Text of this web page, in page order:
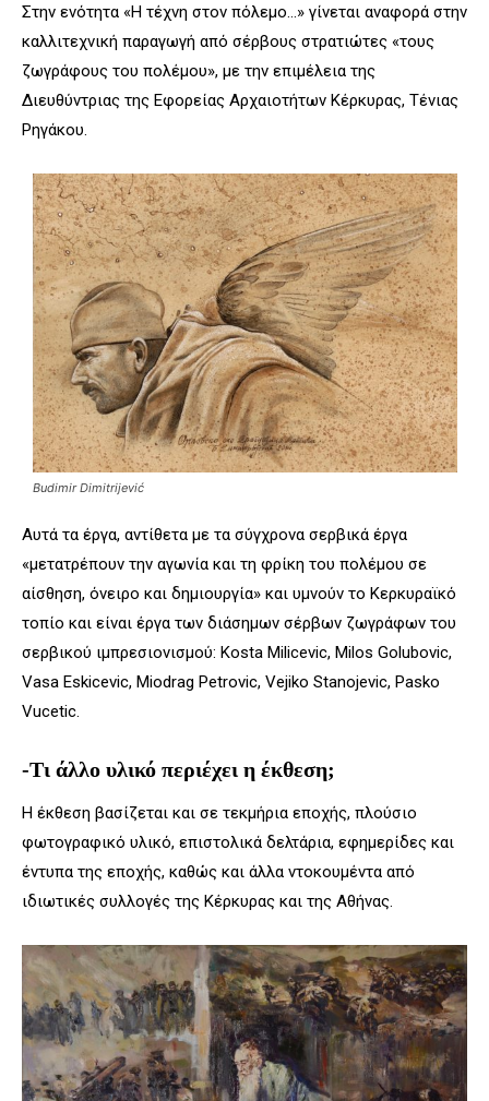
Στην ενότητα «Η τέχνη στον πόλεμο…» γίνεται αναφορά στην
καλλιτεχνική παραγωγή από σέρβους στρατιώτες «τους
ζωγράφους του πολέμου», με την επιμέλεια της
Διευθύντριας της Εφορείας Αρχαιοτήτων Κέρκυρας, Τένιας
Ρηγάκου.
Budimir Dimitrijević
Αυτά τα έργα, αντίθετα με τα σύγχρονα σερβικά έργα
«μετατρέπουν την αγωνία και τη φρίκη του πολέμου σε
αίσθηση, όνειρο και δημιουργία» και υμνούν το Κερκυραϊκό
τοπίο και είναι έργα των διάσημων σέρβων ζωγράφων του
σερβικού ιμπρεσιονισμού: Kosta Milicevic, Milos Golubovic,
Vasa Eskicevic, Miodrag Petrovic, Vejiko Stanojevic, Pasko
Vucetic.
-Τι άλλο υλικό περιέχει η έκθεση;
Η έκθεση βασίζεται και σε τεκμήρια εποχής, πλούσιο
φωτογραφικό υλικό, επιστολικά δελτάρια, εφημερίδες και
έντυπα της εποχής, καθώς και άλλα ντοκουμέντα από
ιδιωτικές συλλογές της Κέρκυρας και της Αθήνας.